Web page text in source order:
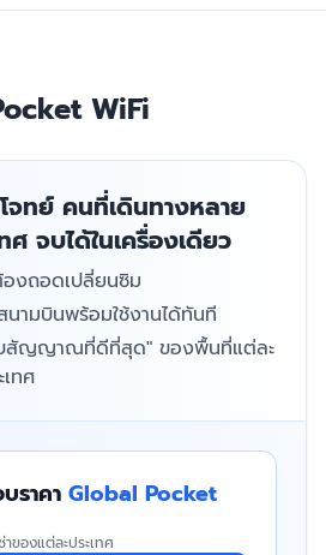
WiFi
จทย์ คนที่เดินทางหลาย
ศ จบได้ในเครื่องเดียว
องถอดเปลี่ยนซิม
นามบินพร้อมใช้งานได้ทันที
สัญญาณที่ดีที่สุด" ของพื้นที่แต่ละ
เทศ
ราคา Global Pocket
าของแต่ละประเทศ